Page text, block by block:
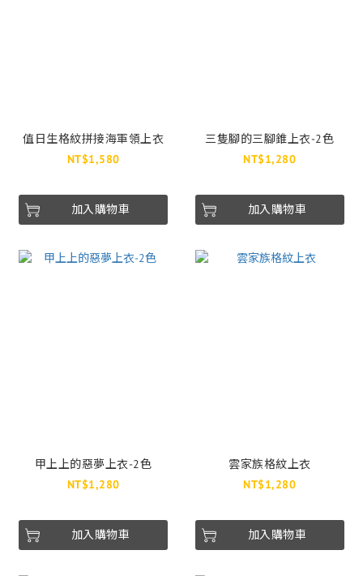
值日生格紋拼接海軍領上衣
NT$1,580
加入購物車
三隻腳的三腳錐上衣-2色
NT$1,280
加入購物車
甲上上的惡夢上衣-2色
NT$1,280
加入購物車
雲家族格紋上衣
NT$1,280
加入購物車